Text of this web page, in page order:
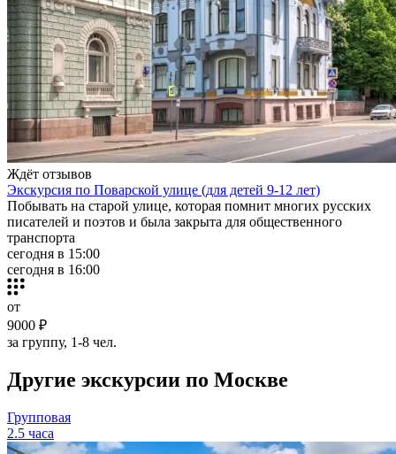
Ждёт отзывов
Экскурсия по Поварской улице (для детей 9-12 лет)
Побывать на старой улице, которая помнит многих русских
писателей и поэтов и была закрыта для общественного
транспорта
сегодня в 15:00
сегодня в 16:00
от
9000 ₽
за группу, 1-8 чел.
Другие экскурсии по Москве
Групповая
2.5 часа